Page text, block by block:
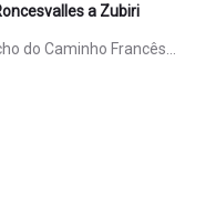
a Zubiri
do Caminho Francês…